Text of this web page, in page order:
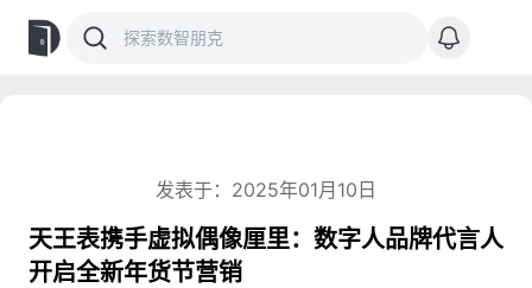
发表于：2025年01月10日
天王表携手虚拟偶像厘里：数字人品牌代言人
开启全新年货节营销